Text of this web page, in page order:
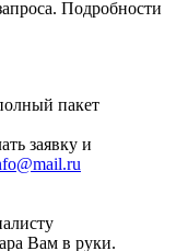
Подробности
пакет
заявку и
Вам в руки.